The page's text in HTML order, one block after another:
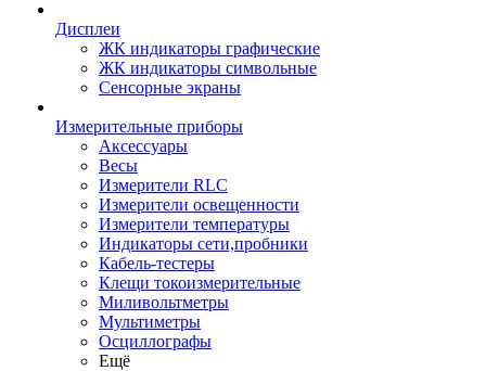
Дисплеи
ЖК индикаторы графические
ЖК индикаторы символьные
Сенсорные экраны
Измерительные приборы
Аксессуары
Весы
Измерители RLC
Измерители освещенности
Измерители температуры
Индикаторы сети,пробники
Кабель-тестеры
Клещи токоизмерительные
Миливольтметры
Мультиметры
Осциллографы
Ещё